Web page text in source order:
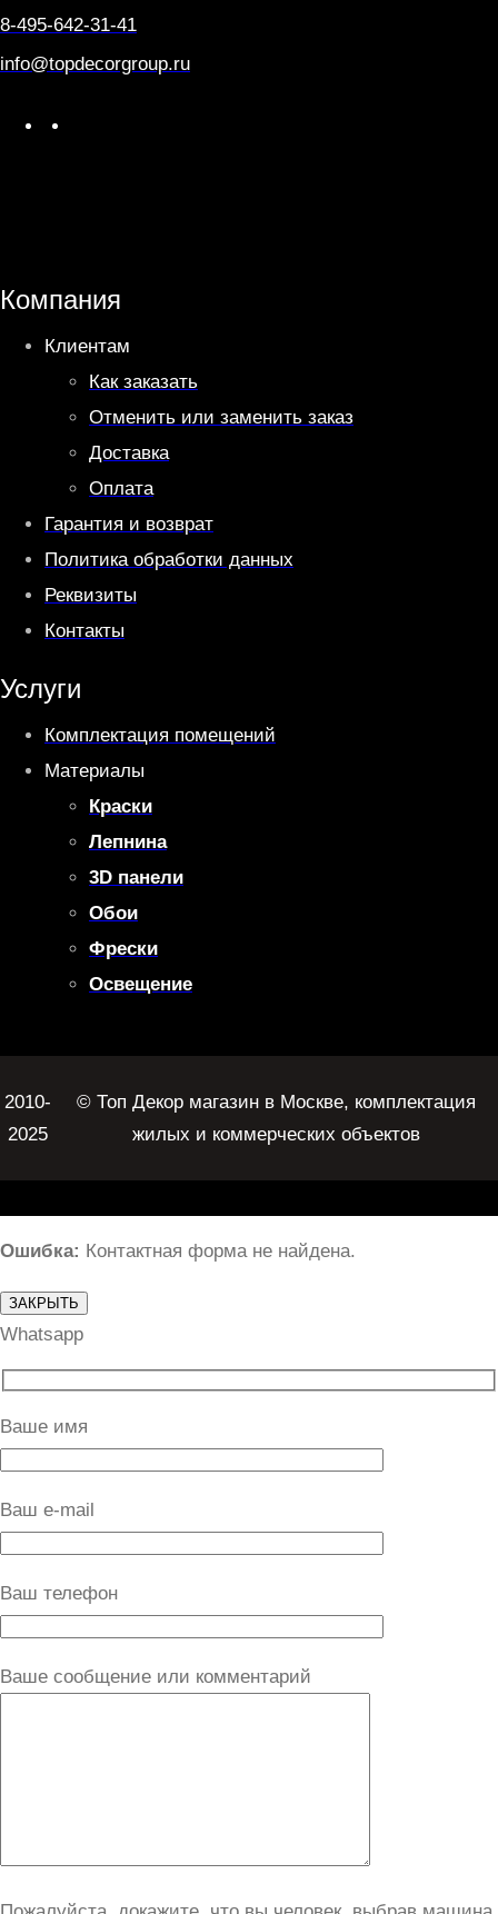
8-495-642-31-41
info@topdecorgroup.ru
p
p
a
m
Компания
Клиентам
Как заказать
Отменить или заменить заказ
Доставка
Оплата
Гарантия и возврат
Политика обработки данных
Реквизиты
Контакты
Услуги
Комплектация помещений
Материалы
Краски
Лепнина
3D панели
Обои
Фрески
Освещение
2010-
2025
© Топ Декор магазин в Москве, комплектация
жилых и коммерческих объектов
Ошибка: Контактная форма не найдена.
ЗАКРЫТЬ
Whatsapp
Ваше имя
Ваш e-mail
Ваш телефон
Ваше сообщение или комментарий